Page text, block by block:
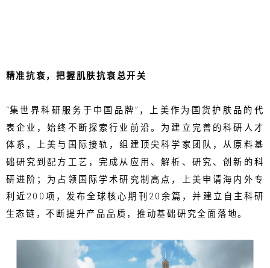
精准抗衰，把握肌肤抗衰总开关
“集世界科研服务于中国品牌”，上美作为国货护肤品的代
表企业，始终不断探索行业前沿。为建立完善的科研人才
体系，上美与国际接轨，组建顶尖科学家团队，从原料基
础研究到配方工艺，完成从应用、解析、研究、创新的科
研进阶；为占领国际学术研究制高点，上美申请海内外专
利近200项，发布全球核心期刊20余篇，并建立自主科研
生态链，不断提升产品品质，推动基础研究全面落地。